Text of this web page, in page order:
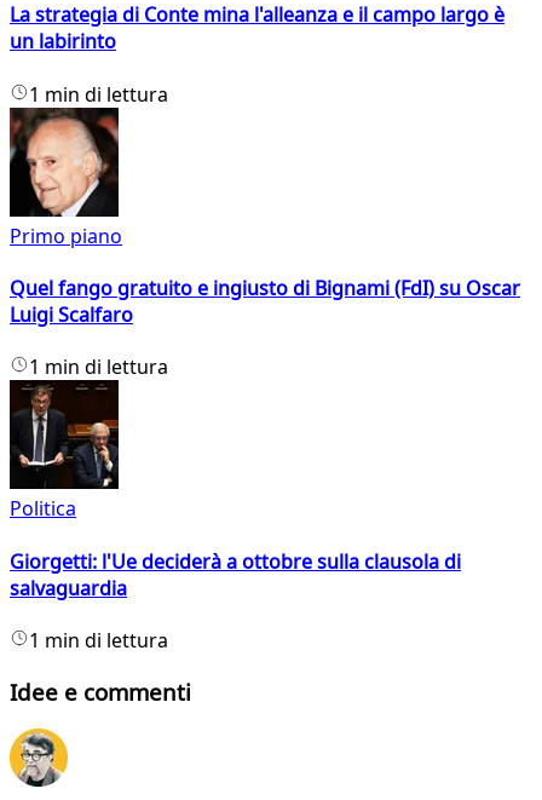
La strategia di Conte mina l'alleanza e il campo largo è
un labirinto
1 min di lettura
Primo piano
Quel fango gratuito e ingiusto di Bignami (FdI) su Oscar
Luigi Scalfaro
1 min di lettura
Politica
Giorgetti: l'Ue deciderà a ottobre sulla clausola di
salvaguardia
1 min di lettura
Idee e commenti